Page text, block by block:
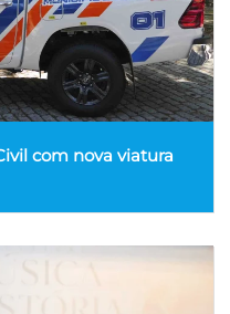
com nova viatura